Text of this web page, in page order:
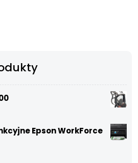
Epson WorkForce